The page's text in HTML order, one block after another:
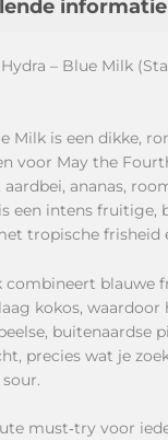
informatie
– Blue Milk
Milk is een dikke,
voor May the
aardbei, ananas,
een intens fruitige,
tropische frisheid
combineert blauwe
kokos,
buitenaardse
precies wat je
must‑try voor